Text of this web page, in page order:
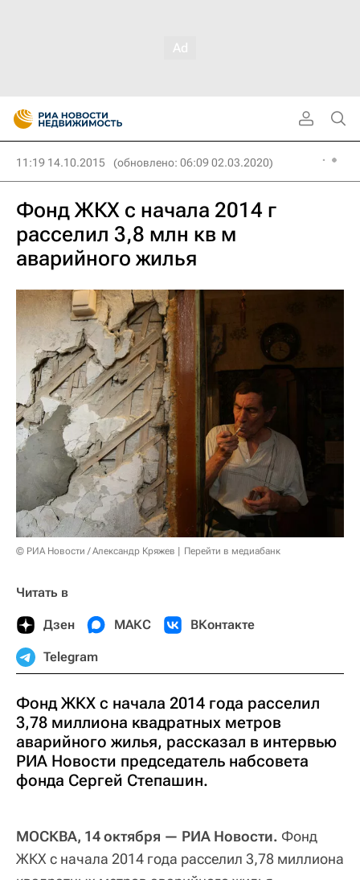
11:19 14.10.2015 (обновлено: 06:09 02.03.2020)
Фонд ЖКХ с начала 2014 г
расселил 3,8 млн кв м
аварийного жилья
© РИА Новости / Александр Кряжев Перейти в медиабанк
Читать в
Дзен МАКС ВКонтакте
Telegram
Фонд ЖКХ с начала 2014 года расселил
3,78 миллиона квадратных метров
аварийного жилья, рассказал в интервью
РИА Новости председатель набсовета
фонда Сергей Степашин.
МОСКВА, 14 октября — РИА Новости. Фонд
ЖКХ с начала 2014 года расселил 3,78 миллиона